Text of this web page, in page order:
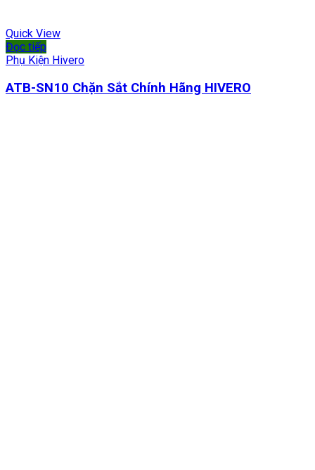
Quick View
Đọc tiếp
Phụ Kiện Hivero
ATB-SN10 Chặn Sắt Chính Hãng HIVERO